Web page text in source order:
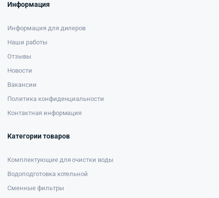
Информация
Информация для дилеров
Наши работы
Отзывы
Новости
Вакансии
Политика конфиденциальности
Контактная информация
Категории товаров
Комплектующие для очистки воды
Водоподготовка котельной
Сменные фильтры